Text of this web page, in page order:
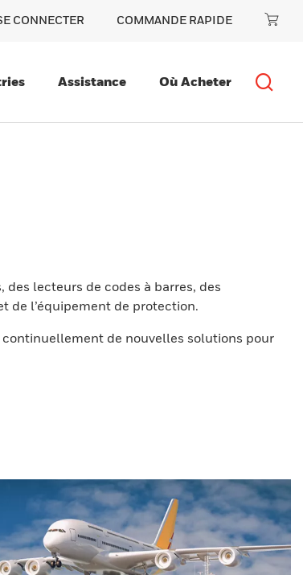
CONNECTER COMMANDE RAPIDE
Assistance Où Acheter
lecteurs de codes à barres, des
de l’équipement de protection.
de nouvelles solutions pour